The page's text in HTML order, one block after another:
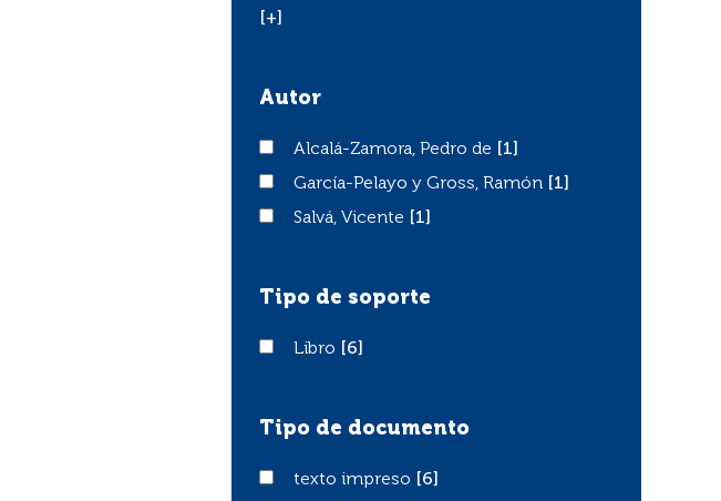
[+]
Autor
Alcalá-Zamora, Pedro de
Alcalá-Zamora, Pedro de
[1]
García-Pelayo y Gross, Ramón
García-Pelayo y Gross, Ramón
[1]
Salvá, Vicente
Salvá, Vicente [1]
Tipo de soporte
LibroLibro [6]
Tipo de documento
texto impreso
texto impreso [6]